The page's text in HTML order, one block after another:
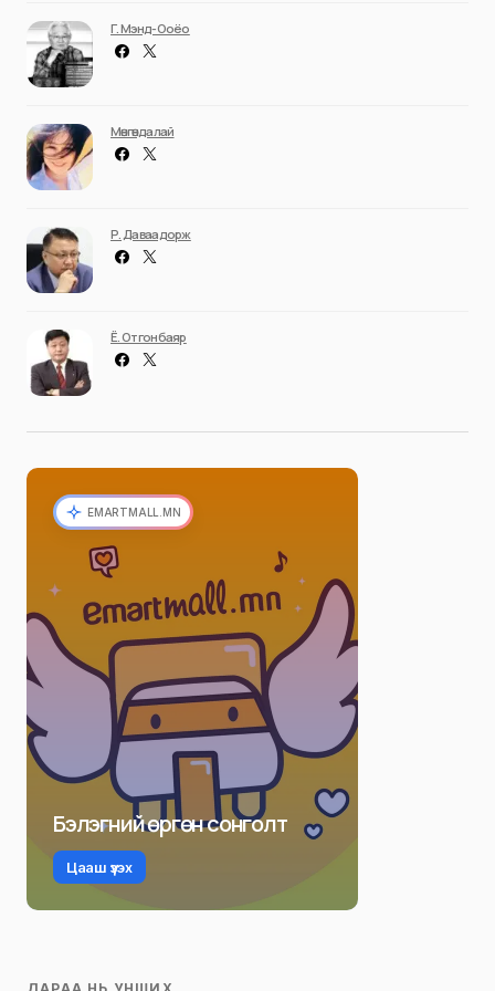
Г. Мэнд-Ооёо
Мөнгөндалай
Р. Даваадорж
Ё. Отгонбаяр
EMARTMALL.MN
Бэлэгний өргөн сонголт
Цааш үзэх